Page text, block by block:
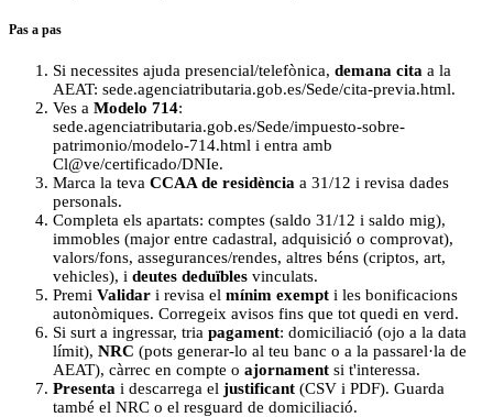
Pas a pas
Si necessites ajuda presencial/telefònica, demana cita a la
AEAT: sede.agenciatributaria.gob.es/Sede/cita-previa.html.
Ves a Modelo 714:
sede.agenciatributaria.gob.es/Sede/impuesto-sobre-
patrimonio/modelo-714.html i entra amb
Cl@ve/certificado/DNIe.
Marca la teva CCAA de residència a 31/12 i revisa dades
personals.
Completa els apartats: comptes (saldo 31/12 i saldo mig),
immobles (major entre cadastral, adquisició o comprovat),
valors/fons, assegurances/rendes, altres béns (criptos, art,
vehicles), i deutes deduïbles vinculats.
Premi Validar i revisa el mínim exempt i les bonificacions
autonòmiques. Corregeix avisos fins que tot quedi en verd.
Si surt a ingressar, tria pagament: domiciliació (ojo a la data
límit), NRC (pots generar-lo al teu banc o a la passarel·la de
AEAT), càrrec en compte o ajornament si t'interessa.
Presenta i descarrega el justificant (CSV i PDF). Guarda
també el NRC o el resguard de domiciliació.